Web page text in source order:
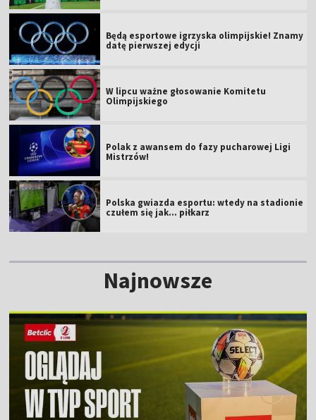
Będą esportowe igrzyska olimpijskie! Znamy
datę pierwszej edycji
W lipcu ważne głosowanie Komitetu
Olimpijskiego
Polak z awansem do fazy pucharowej Ligi
Mistrzów!
Polska gwiazda esportu: wtedy na stadionie
czułem się jak... piłkarz
Najnowsze